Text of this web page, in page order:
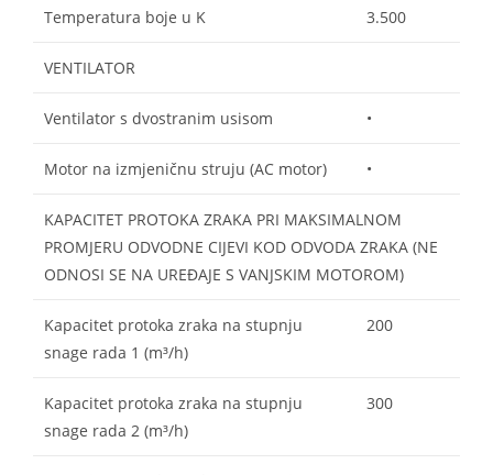
Temperatura boje u K 3.500
VENTILATOR
Ventilator s dvostranim usisom •
Motor na izmjeničnu struju (AC motor) •
KAPACITET PROTOKA ZRAKA PRI MAKSIMALNOM
PROMJERU ODVODNE CIJEVI KOD ODVODA ZRAKA (NE
ODNOSI SE NA UREĐAJE S VANJSKIM MOTOROM)
Kapacitet protoka zraka na stupnju
snage rada 1 (m³/h)
200
Kapacitet protoka zraka na stupnju
snage rada 2 (m³/h)
300